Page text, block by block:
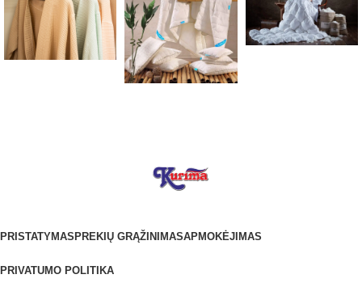
PRISTATYMAS PREKIŲ GRĄŽINIMASAPMOKĖJIMAS
PRIVATUMO POLITIKA